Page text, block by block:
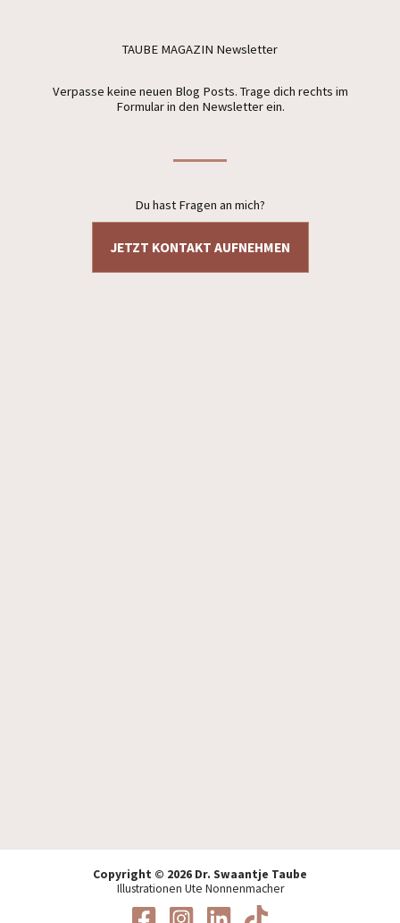
TAUBE MAGAZIN Newsletter
Verpasse keine neuen Blog Posts. Trage dich rechts im
Formular in den Newsletter ein.
Du hast Fragen an mich?
JETZT KONTAKT AUFNEHMEN
Copyright © 2026 Dr. Swaantje Taube
Illustrationen Ute Nonnenmacher